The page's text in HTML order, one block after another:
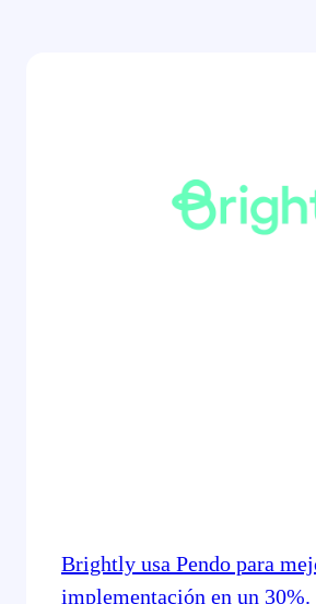
Brightly usa Pendo para
implementación en un 30%.